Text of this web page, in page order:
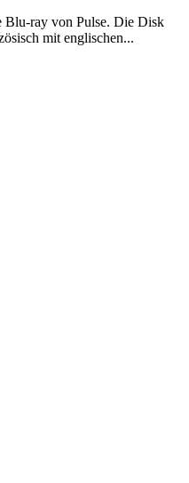
Blu-ray von Pulse. Die Disk
mit englischen...